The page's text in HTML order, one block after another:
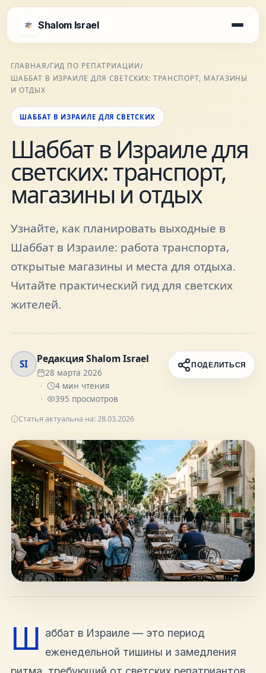
Shalom Israel
Блог
Афиша
Специалисты
Города
FAQ
Контакты
Присоединяйтесь к нам
Получайте актуальные новости и советы о
жизни в Израиле
Подписаться
Telegram
hello@shalomisrael.ru
ГЛАВНАЯ/ГИД ПО РЕПАТРИАЦИИ/
ШАББАТ В ИЗРАИЛЕ ДЛЯ СВЕТСКИХ: ТРАНСПОРТ, МАГАЗИНЫ
И ОТДЫХ
ШАББАТ В ИЗРАИЛЕ ДЛЯ СВЕТСКИХ
Шаббат в Израиле для
светских: транспорт,
магазины и отдых
Узнайте, как планировать выходные в
Шаббат в Израиле: работа транспорта,
открытые магазины и места для отдыха.
Читайте практический гид для светских
жителей.
SI Редакция Shalom Israel
28 марта 2026
4мин чтения
395 просмотров
ПОДЕЛИТЬСЯ
Статья актуальна на: 28.03.2026
Ш аббат в Израиле — это период
еженедельной тишины и замедления